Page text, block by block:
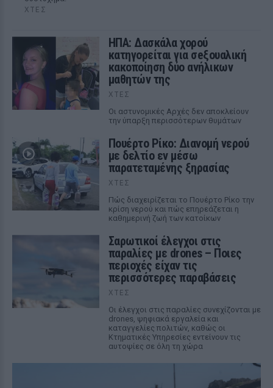
ΧΤΕΣ
ΗΠΑ: Δασκάλα χορού
κατηγορείται για σeξουαλική
κακοποίηση δύο ανήλικων
μαθητών της
ΧΤΕΣ
Οι αστυνομικές Αρχές δεν αποκλείουν
την ύπαρξη περισσότερων θυμάτων
Πουέρτο Ρίκο: Διανομή νερού
με δελτίο εν μέσω
παρατεταμένης ξηρασίας
ΧΤΕΣ
Πώς διαχειρίζεται το Πουέρτο Ρίκο την
κρίση νερού και πώς επηρεάζεται η
καθημερινή ζωή των κατοίκων
Σαρωτικοί έλεγχοι στις
παραλίες με drones – Ποιες
περιοχές είχαν τις
περισσότερες παραβάσεις
ΧΤΕΣ
Οι έλεγχοι στις παραλίες συνεχίζονται με
drones, ψηφιακά εργαλεία και
καταγγελίες πολιτών, καθώς οι
Κτηματικές Υπηρεσίες εντείνουν τις
αυτοψίες σε όλη τη χώρα